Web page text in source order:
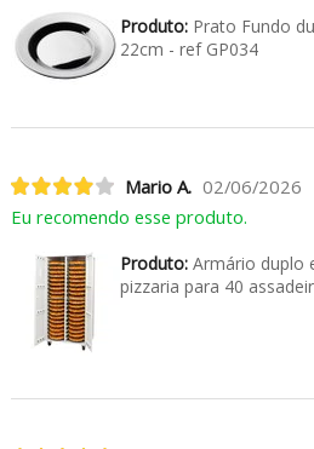
Produto:Prato Fundo
22cm - ref GP034
Mario A. 02/06/2026
Eu recomendo esse produto.
Produto:Armário duplo
pizzaria para 40